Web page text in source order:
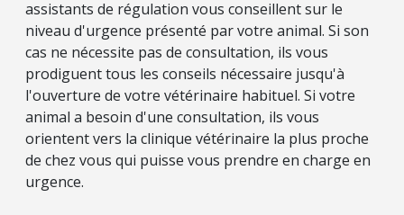
assistants de régulation vous conseillent sur le
niveau d'urgence présenté par votre animal. Si son
cas ne nécessite pas de consultation, ils vous
prodiguent tous les conseils nécessaire jusqu'à
l'ouverture de votre vétérinaire habituel. Si votre
animal a besoin d'une consultation, ils vous
orientent vers la clinique vétérinaire la plus proche
de chez vous qui puisse vous prendre en charge en
urgence.